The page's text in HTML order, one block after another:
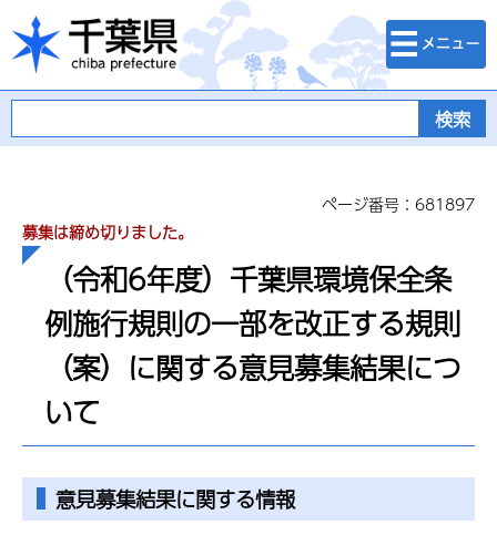
千葉県
検索・メニュ
ー
ページ番号：681897
募集は締め切りました。
（令和6年度）千葉県環境保全条
例施行規則の一部を改正する規則
（案）に関する意見募集結果につ
いて
意見募集結果に関する情報